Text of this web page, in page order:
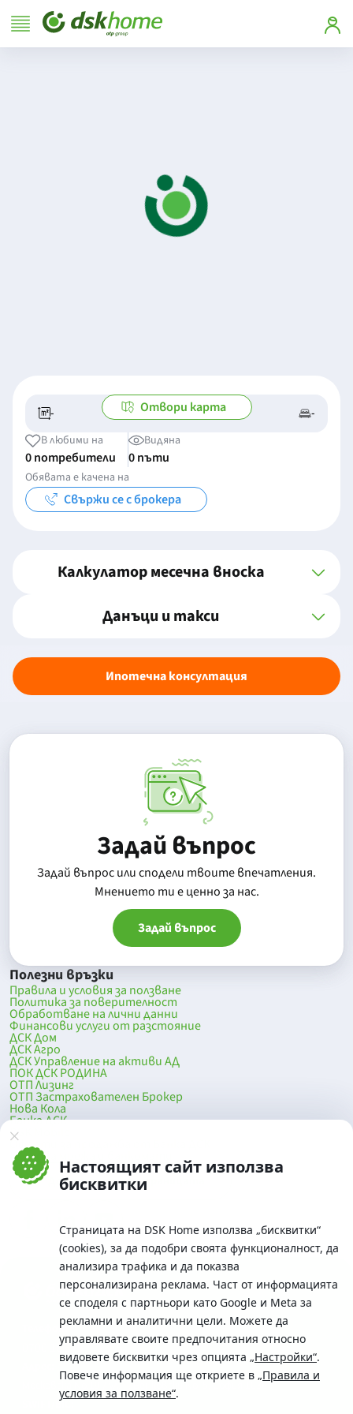
Настоящият сайт използва
бисквитки
Страницата на DSK Home използва „бисквитки“
(cookies), за да подобри своята функционалност, да
анализира трафика и да показва
персонализирана реклама. Част от информацията
се споделя с партньори като Google и Meta за
рекламни и аналитични цели. Можете да
управлявате своите предпочитания относно
видовете бисквитки чрез опцията „Настройки“.
Повече информация ще откриете в „Правила и
условия за ползване“.
- -/- -
Отвори карта
В любими на
0 потребители
Видяна
0 пъти
Обявата е качена на
Свържи се с брокера
Калкулатор месечна вноска
Данъци и такси
Ипотечна консултация
Задай въпрос
Задай въпрос или сподели твоите впечатления.
Mнението ти е ценно за нас.
Задай въпрос
Полезни връзки
Правила и условия за ползване
Политика за поверителност
Обработване на лични данни
Финансови услуги от разстояние
ДСК Дом
ДСК Агро
ДСК Управление на активи АД
ПОК ДСК РОДИНА
ОТП Лизинг
ОТП Застрахователен Брокер
Нова Кола
Банка ДСК
DSK Mobile
Оферти за продажба от Банка ДСК
Клонова мрежа и банкомати
До началото на страницата
Телефон:
0700 10 375 / *2375
Московска No.19 / ул. Г. Бенковски No. 5, София 1036
SWIFT/BIC: